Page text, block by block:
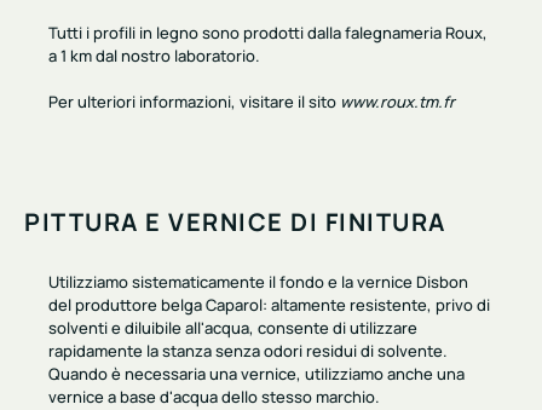
Tutti i profili in legno sono prodottidalla falegnameria Roux,
a 1 km dal nostro laboratorio.
Per ulteriori informazioni, visitare il sito www.roux.tm.fr
PITTURA E VERNICE DI FINITURA
Utilizziamo sistematicamente il fondo e la vernice Disbon
del produttore belga Caparol: altamente resistente, privo di
solventi e diluibile all'acqua, consente di utilizzare
rapidamente la stanza senza odori residui di solvente.
Quando è necessaria una vernice, utilizziamo anche una
vernice a base d'acqua dello stesso marchio.